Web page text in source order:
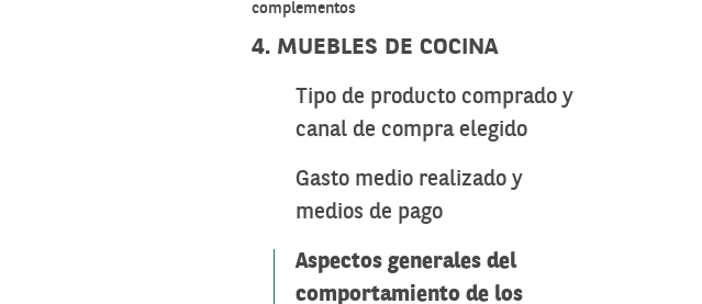
complementos
4. MUEBLES DE COCINA
Tipo de producto comprado y
canal de compra elegido
Gasto medio realizado y
medios de pago
Aspectos generales del
comportamiento de los